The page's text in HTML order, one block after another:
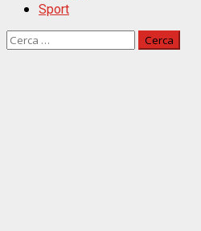
Sport
Ricerca